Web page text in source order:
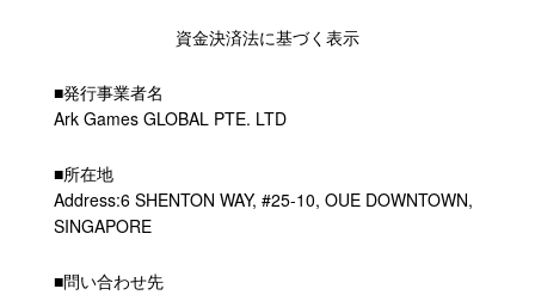
資金決済法に基づく表示
■発行事業者名
Ark Games GLOBAL PTE. LTD
■所在地
Address:6 SHENTON WAY, #25-10, OUE DOWNTOWN,
SINGAPORE
■問い合わせ先